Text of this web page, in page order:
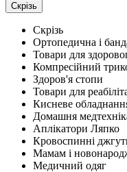
Скрізь
Скрізь
Ортопедична і
Товари для
Компресійний
Здоров'я стопи
Товари для
Кисневе
Домашня
Аплікатори Ляпко
Кровоспинні
Мамам і
Медичний одяг